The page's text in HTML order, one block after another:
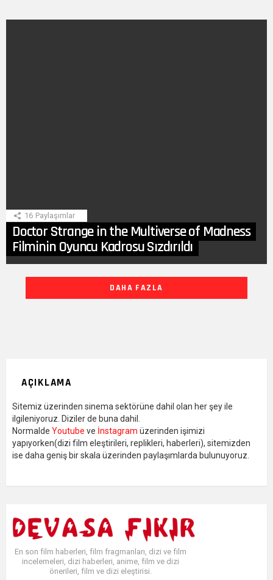
16 Paylaşımlar
Doctor Strange in the Multiverse of Madness
Filminin Oyuncu Kadrosu Sızdırıldı
DAHA FAZLA
AÇIKLAMA
Sitemiz üzerinden sinema sektörüne dahil olan her şey ile
ilgileniyoruz. Diziler de buna dahil.
Normalde Youtube ve İnstagram üzerinden işimizi
yapıyorken(dizi film eleştirileri, replikleri, haberleri), sitemizden
ise daha geniş bir skala üzerinden paylaşımlarda bulunuyoruz.
En son film haberleri, film fragmanları, dizi ve film
incelemeleri, dizi haberleri, anime, film ve dizi
önerileri, film ve dizi eleştirisi.